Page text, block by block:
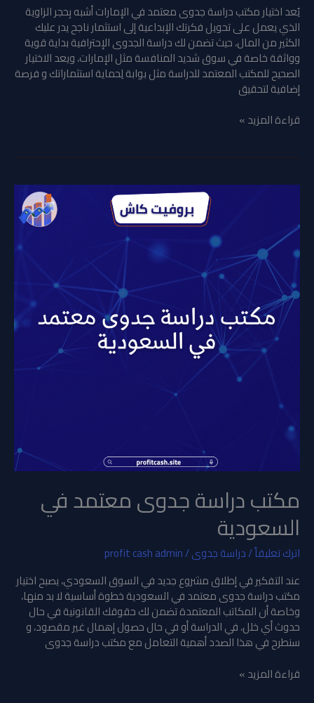
يُعد اختيار مكتب دراسة جدوى معتمد في الإمارات أشبه بِحجر الزاوية
الذي يعمل على تحويل فكرتك الإبداعية إلى استثمار ناجح يدر عليك
الكثير من المال، حيث تضمن لك دراسة الجدوى الإحترافية بداية قوية
وواثقة خاصة في سوق شديد المنافسة مثل الإمارات، ويعد الاختيار
الصحيح للمكتب المعتمد للدراسة مثل بوابة لِحماية استثماراتك و فرصة
إضافية لتحقيق
قراءة المزيد »
مكتب دراسة جدوى معتمد في
السعودية
اترك تعليقاً/دراسة جدوى/
profit cash admin
عند التفكير في إطلاق مشروع جديد في السوق السعودي، يصبح اختيار
مكتب دراسة جدوى معتمد في السعودية خطوة أساسية لا بد منها،
وخاصة أن المكاتب المعتمدة تضمن لك حقوقك القانونية في حال
حدوث أي خلل، في الدراسة أو في حال حصول إهمال غير مقصود، و
سنطرح في هذا الصدد أهمية التعامل مع مكتب دراسة جدوى
مكتب
جدوى
معتمد
في
السعودية
قراءة المزيد »